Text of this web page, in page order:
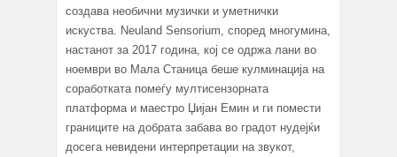
создава необични музички и уметнички
искуства. Neuland Sensorium, според многумина,
настанот за 2017 година, кој се одржа лани во
ноември во Мала Станица беше кулминација на
соработката помеѓу мултисензорната
платформа и маестро Џијан Емин и ги помести
границите на добрата забава во градот нудејќи
досега невидени интерпретации на звукот,